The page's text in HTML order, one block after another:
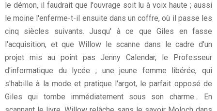
le démon, il faudrait que l'ouvrage soit lu à voix haute ; aussi
le moine l'enferme-t-il ensuite dans un coffre, où il passe les
cinq siècles suivants. Jusqu' à ce que Giles en fasse
l'acquisition, et que Willow le scanne dans le cadre d'un
projet mis au point pas Jenny Calendar, le Professeur
d'informatique du lycée ; une jeune femme libérée, qui
s'habille à la mode et pratique l'argot, le parfait opposé de
Giles qui tombe immédiatement sous son charme... En